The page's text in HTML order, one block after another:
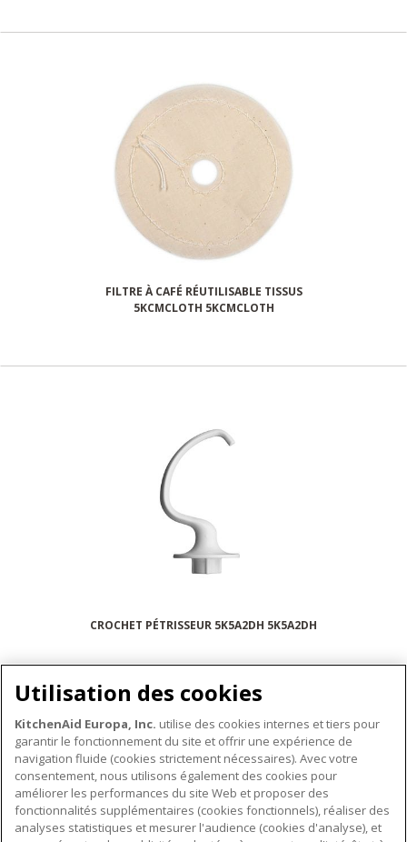
FILTRE À CAFÉ RÉUTILISABLE TISSUS
5KCMCLOTH 5KCMCLOTH
CROCHET PÉTRISSEUR 5K5A2DH 5K5A2DH
ACCESSOIRES
À PROPOS DE KITCHENAID
Utilisation des cookies
KitchenAid Europa, Inc. utilise des cookies internes et tiers pour
garantir le fonctionnement du site et offrir une expérience de
navigation fluide (cookies strictement nécessaires). Avec votre
consentement, nous utilisons également des cookies pour
améliorer les performances du site Web et proposer des
fonctionnalités supplémentaires (cookies fonctionnels), réaliser des
analyses statistiques et mesurer l'audience (cookies d'analyse), et